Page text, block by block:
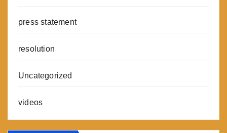
press statement
resolution
Uncategorized
videos